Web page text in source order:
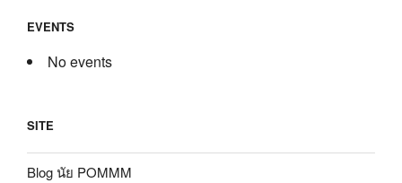
EVENTS
No events
SITE
Blog นัย POMMM